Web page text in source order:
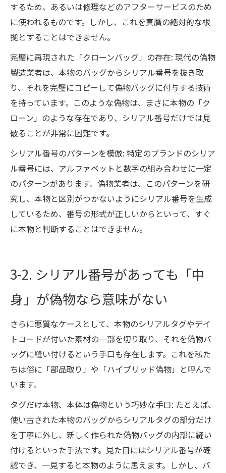
するため、あるいは修理などのアフターサービスのため
に使われるものです。しかし、これを真贋の絶対的な根
拠とすることはできません。
完璧に再現された「クローンバッグ」の存在: 現代の偽物
製造業者は、本物のバッグからシリアル番号を抜き取
り、それを完璧にコピーして偽物バッグに付与する技術
を持っています。このような偽物は、まさに本物の「ク
ローン」のような存在であり、シリアル番号だけでは見
破ることが非常に困難です。
シリアル番号のパターンを模倣: 特定のブランドのシリア
ル番号には、アルファベットと数字の組み合わせに一定
のパターンがあります。偽物業者は、このパターンを研
究し、本物と区別がつかないようにシリアル番号を生成
しているため、番号の形式が正しいからといって、すぐ
に本物と判断することはできません。
3-2. シリアル番号があっても「中
身」が偽物なら意味がない
さらに悪質なケースとして、本物のシリアルタグやデイ
トコードが付いた素材の一部を切り取り、それを偽物バ
ッグに縫い付けるという手口も存在します。これを私た
ちは俗に「部品取り」や「ハイブリッド偽物」と呼んで
います。
タグだけ本物、本体は偽物という巧妙な手口: たとえば、
使い古された本物のバッグからシリアルタグの部分だけ
を丁寧に外し、新しく作られた偽物バッグの内部に縫い
付けるといった手法です。見た目にはシリアル番号が確
認でき、一見すると本物のように思えます。しかし、バ